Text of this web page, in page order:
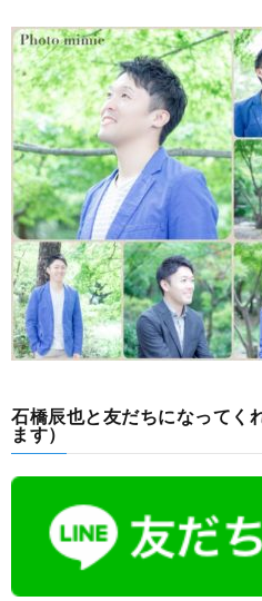
石橋辰也と友だちになってく
ます）